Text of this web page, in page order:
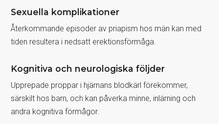
Sexuella komplikationer
Återkommande episoder av priapism hos män kan med
tiden resultera i nedsatt erektionsförmåga.
Kognitiva och neurologiska följder
Upprepade proppar i hjärnans blodkärl förekommer,
särskilt hos barn, och kan påverka minne, inlärning och
andra kognitiva förmågor.